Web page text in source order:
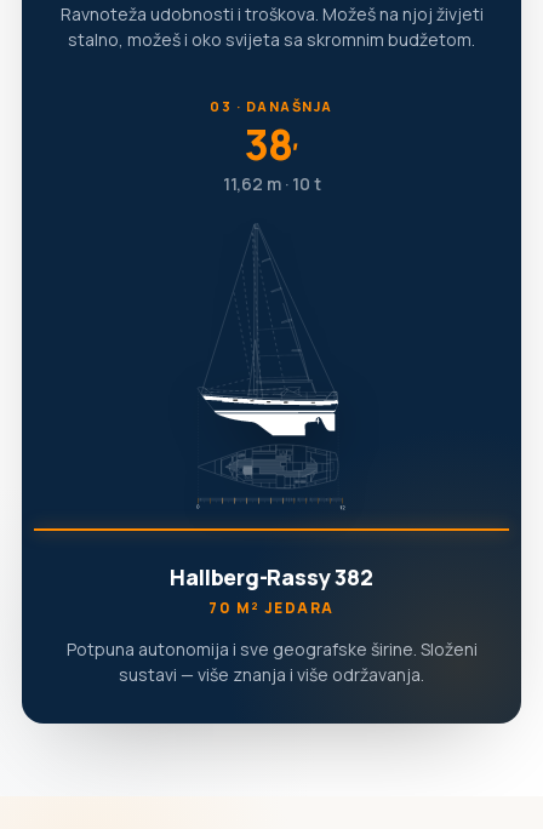
Ravnoteža udobnosti i troškova. Možeš na njoj živjeti
stalno, možeš i oko svijeta sa skromnim budžetom.
03 · DANAŠNJA
38′
11,62 m · 10 t
Hallberg-Rassy 382
70 M² JEDARA
Potpuna autonomija i sve geografske širine. Složeni
sustavi — više znanja i više održavanja.